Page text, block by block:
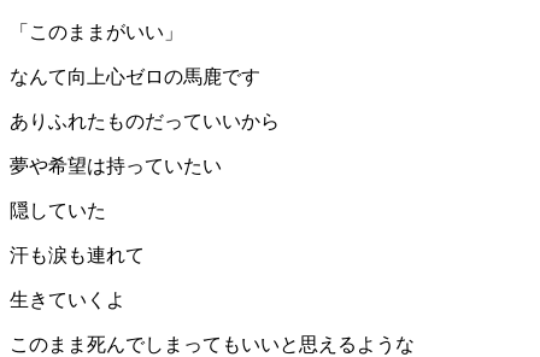
「このままがいい」
なんて向上心ゼロの馬鹿です
ありふれたものだっていいから
夢や希望は持っていたい
隠していた
汗も涙も連れて
生きていくよ
このまま死んでしまってもいいと思えるような